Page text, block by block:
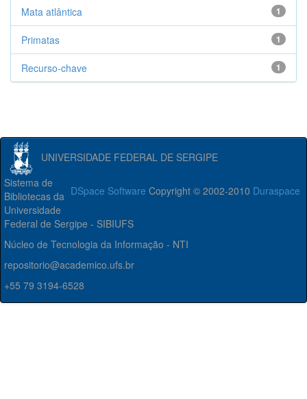
1
Mata atlântica
1
Primatas
1
Recurso-chave
UNIVERSIDADE FEDERAL DE SERGIPE
DSpace Software Copyright © 2002-2010 Duraspace
Sistema de
Bibliotecas da
Universidade
Federal de Sergipe - SIBIUFS
Núcleo de Tecnologia da Informação - NTI
repositorio@academico.ufs.br
+55 79 3194-6528